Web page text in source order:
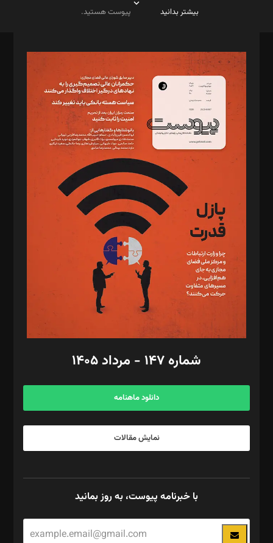
بیشتر بدانید
پیوست هستید.
مدیر مسئول: محمدباقر اثنی‌عشری
سردبیر: مهرک محمودی
دبیر تحریریه: میثم قاسمی
د‌بیر ناداستان: سمانه سمیع
د‌بیر خدمت و تجارت: ابوالفضل رجبی
د‌بیر حقوق فناوری: حسام‌الدین ایپکچی
د‌بیر پیوست جهان: مینا پاکدل
د‌بیر تحریریه آنلاین: بابک نقاش
تحریریه‌: مجتبی محمود‌ی، آرش برهمند، یسنا امان‌پور، سروش کرمیان،
مصطفی مسجدی آرانی، ابوالفضل رجبی، زهرا فکرانه، فائزه فتحی
رستمی،مصطفی باستان
ویرایش: نگار استاد‌‌آقا
طراح یونیفرم: مجید توکلی
فیلمبرداری و عکاسی: امیر شفیعی، مانی لطفی زاده
گرافیک و صفحه‌آرایی: سید‌سبحان‌علی ثابت
مد‌یر توسعه تجاری: کامبیز برید‌
امور مالی: شاپور رهبری، محمد‌ کاظمی‌نیا
آگهی و مشترکین: ۰۹۱۹۹۹۹۰۴۵۴
شماره ۱۴۷ - مرداد ۱۴۰۵
دانلود ماهنامه
نمایش مقالات
با خبرنامه پیوست، به روز بمانید